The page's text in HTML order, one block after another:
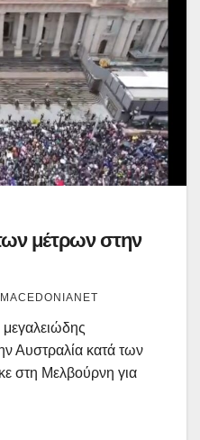
μέτρων στην
MACEDONIANET
Αυστραλία κατά των
στη Μελβούρνη για